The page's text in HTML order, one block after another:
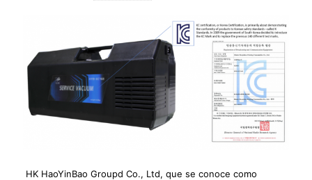
HK HaoYinBao Groupd Co., Ltd, que se conoce como